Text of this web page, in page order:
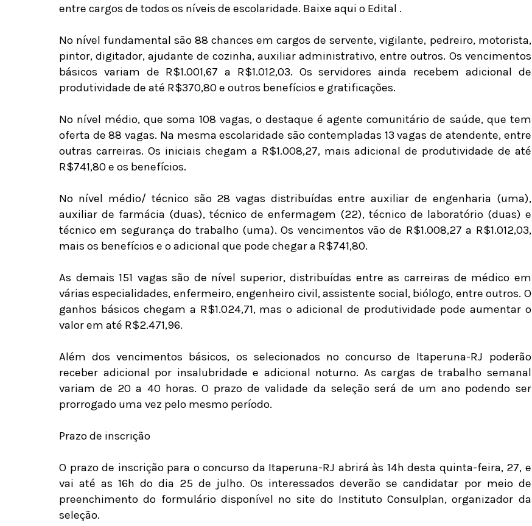
entre cargos de todos os níveis de escolaridade. Baixe aqui o Edital .
No nível fundamental são 88 chances em cargos de servente, vigilante, pedreiro, motorista,
pintor, digitador, ajudante de cozinha, auxiliar administrativo, entre outros. Os vencimentos
básicos variam de R$1.001,67 a R$1.012,03. Os servidores ainda recebem adicional de
produtividade de até R$370,80 e outros benefícios e gratificações.
No nível médio, que soma 108 vagas, o destaque é agente comunitário de saúde, que tem
oferta de 88 vagas. Na mesma escolaridade são contempladas 13 vagas de atendente, entre
outras carreiras. Os iniciais chegam a R$1.008,27, mais adicional de produtividade de até
R$741,80 e os benefícios.
No nível médio/ técnico são 28 vagas distribuídas entre auxiliar de engenharia (uma),
auxiliar de farmácia (duas), técnico de enfermagem (22), técnico de laboratório (duas) e
técnico em segurança do trabalho (uma). Os vencimentos vão de R$1.008,27 a R$1.012,03,
mais os benefícios e o adicional que pode chegar a R$741,80.
As demais 151 vagas são de nível superior, distribuídas entre as carreiras de médico em
várias especialidades, enfermeiro, engenheiro civil, assistente social, biólogo, entre outros. O
ganhos básicos chegam a R$1.024,71, mas o adicional de produtividade pode aumentar o
valor em até R$2.471,96.
Além dos vencimentos básicos, os selecionados no concurso de Itaperuna-RJ poderão
receber adicional por insalubridade e adicional noturno. As cargas de trabalho semanal
variam de 20 a 40 horas. O prazo de validade da seleção será de um ano podendo ser
prorrogado uma vez pelo mesmo período.
Prazo de inscrição
O prazo de inscrição para o concurso da Itaperuna-RJ abrirá às 14h desta quinta-feira, 27, e
vai até as 16h do dia 25 de julho. Os interessados deverão se candidatar por meio de
preenchimento do formulário disponível no site do Instituto Consulplan, organizador da
seleção.